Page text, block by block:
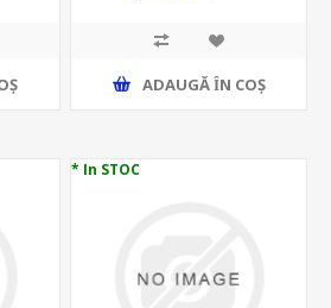
ADAUGĂ ȊN COŞ
* In STOC